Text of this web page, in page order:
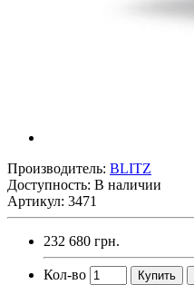
Производитель: BLITZ
Доступность: В наличии
Артикул: 3471
232 680 грн.
Кол-во Купить